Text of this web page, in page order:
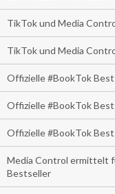
TikTok und Media
TikTok und Media
Offizielle #BookTok
Offizielle #BookTok
Offizielle #BookTok
Media Control ermittelt
Bestseller